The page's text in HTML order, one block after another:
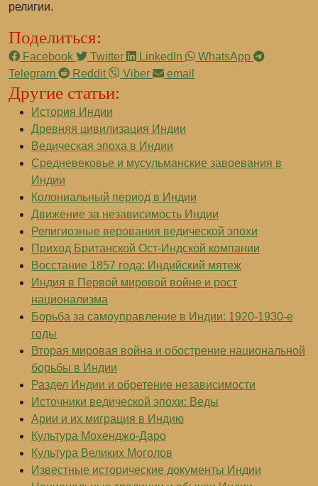
религии.
Поделиться:
Facebook Twitter LinkedIn
WhatsApp
Telegram
Reddit Viber email
Другие статьи:
История Индии
Древняя цивилизация Индии
Ведическая эпоха в Индии
Средневековье и мусульманские завоевания в
Индии
Колониальный период в Индии
Движение за независимость Индии
Религиозные верования ведической эпохи
Приход Британской Ост-Индской компании
Восстание 1857 года: Индийский мятеж
Индия в Первой мировой войне и рост
национализма
Борьба за самоуправление в Индии: 1920-1930-е
годы
Вторая мировая война и обострение национальной
борьбы в Индии
Раздел Индии и обретение независимости
Источники ведической эпохи: Веды
Арии и их миграция в Индию
Культура Мохенджо-Даро
Культура Великих Моголов
Известные исторические документы Индии